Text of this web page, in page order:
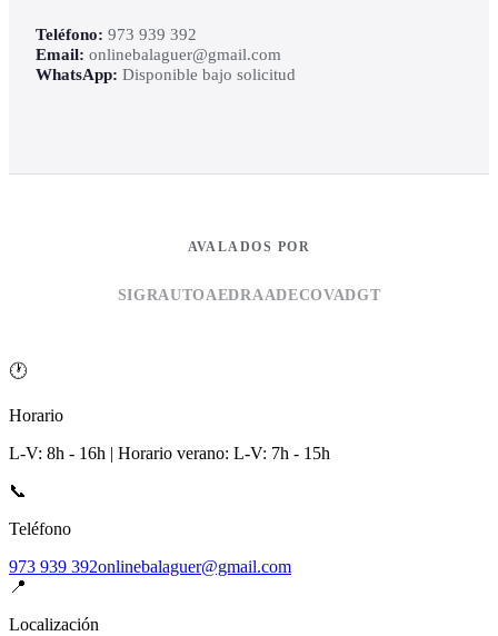
Teléfono: 973 939 392
Email: onlinebalaguer@gmail.com
WhatsApp: Disponible bajo solicitud
AVALADOS POR
SIGRAUTOAEDRAADECOVADGT
🕐
Horario
L-V: 8h - 16h | Horario verano: L-V: 7h - 15h
📞
Teléfono
973 939 392onlinebalaguer@gmail.com
📍
Localización